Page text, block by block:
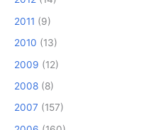
2011 (9)
2010 (13)
2009 (12)
2008 (8)
2007 (157)